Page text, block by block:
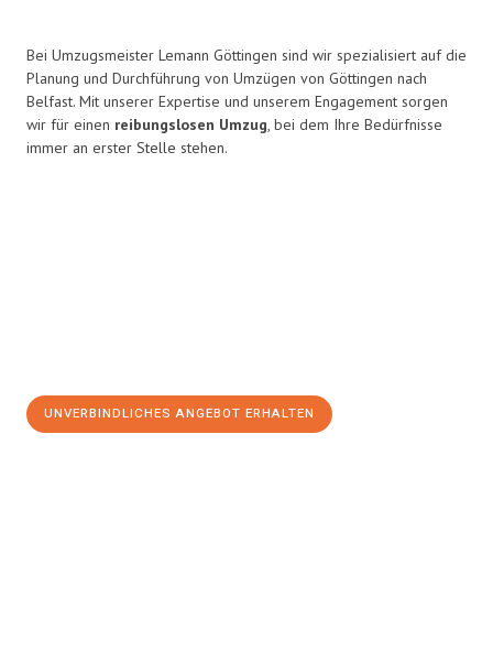
Bei Umzugsmeister Lemann Göttingen sind wir spezialisiert auf die
Planung und Durchführung von Umzügen von Göttingen nach
Belfast. Mit unserer Expertise und unserem Engagement sorgen
wir für einen reibungslosen Umzug, bei dem Ihre Bedürfnisse
immer an erster Stelle stehen.
UNVERBINDLICHES ANGEBOT ERHALTEN